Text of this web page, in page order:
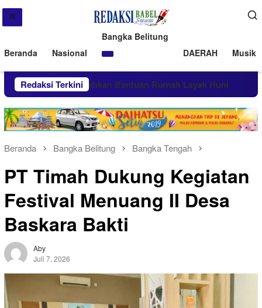
Beranda Nasional
Bangka Belitung
DAERAH
Musik
Redaksi Terkini
PT Timah Serahkan Bantuan Rumah Layak Huni
Beranda Bangka Belitung Bangka Tengah
PT Timah Dukung Kegiatan
Festival Menuang II Desa
Baskara Bakti
Aby
Juli 7, 2026